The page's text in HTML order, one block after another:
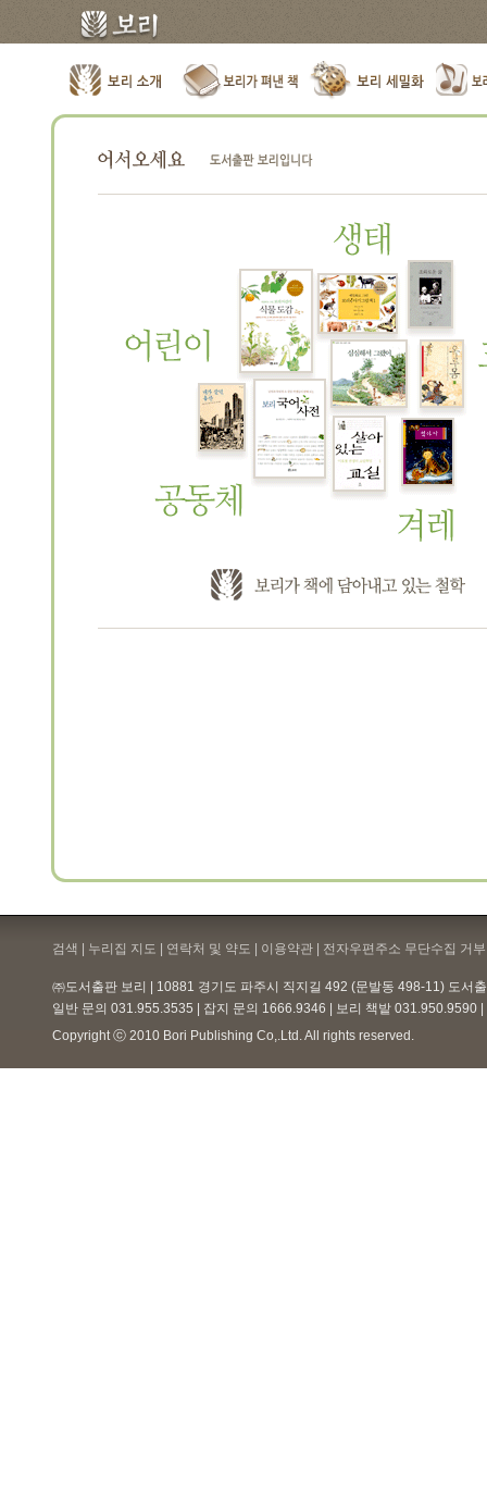
검색 | 누리집 지도 | 연락처 및 약도 | 이용약관 | 전자우편주소 무단수집 거
㈜도서출판 보리 | 10881 경기도 파주시 직지길 492 (문발동 498-11) 도서
일반 문의 031.955.3535 | 잡지 문의 1666.9346 | 보리 책밭 031.950.9590
Copyright ⓒ 2010 Bori Publishing Co,.Ltd. All rights reserved.